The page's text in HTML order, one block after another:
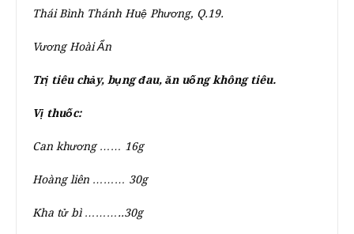
Thái Bình Thánh Huệ Phương, Q.19.
Vương Hoài Ẩn
Trị tiêu chảy, bụng đau, ăn uống không tiêu.
Vị thuốc:
Can khương …… 16g
Hoàng liên ……… 30g
Kha tử bì ………..30g